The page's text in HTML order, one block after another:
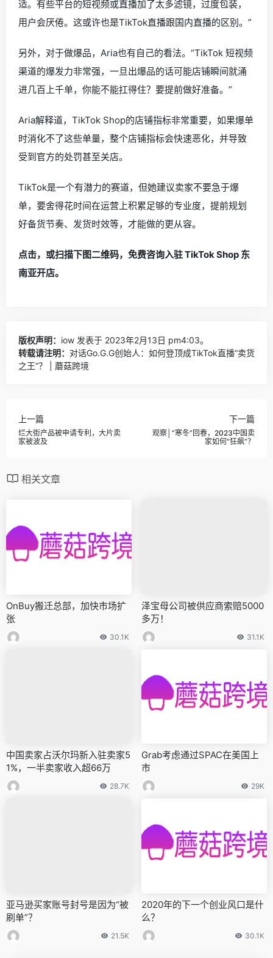
适。有些平台的短视频或直播加了太多滤镜，过度包装，
用户会厌倦。这或许也是TikTok直播跟国内直播的区别。”
另外，对于做爆品， Aria也有自己的看法。“TikTok 短视频
渠道的爆发力非常强，一旦出爆品的话可能店铺瞬间就涌
进几百上千单，你能不能扛得住？要提前做好准备。”
Aria解释道，TikTok Shop的店铺指标非常重要，如果爆单
时消化不了这些单量，整个店铺指标会快速恶化，并导致
受到官方的处罚甚至关店。
TikTok是一个有潜力的赛道，但她建议卖家不要急于爆
单，要舍得花时间在运营上积累足够的专业度，提前规划
好备货节奏、发货时效等，才能做的更从容。
点击，或扫描下图二维码， 免费咨询入驻 TikTok Shop 东
南亚开店。
版权声明： iow 发表于 2023年2月13日 pm4:03。
转载请注明： 对话Go.G.G创始人：如何登顶成TikTok直播“卖货
之王”？ | 蘑菇跨境
上一篇
烂大街产品被申请专利，大片卖
家被波及
下一篇
观察│“寒冬”回春，2023中国卖
家如何“狂飙”？
相关文章
OnBuy搬迁总部，加快市场扩
张
30.1K
泽宝母公司被供应商索赔5000
多万！
31.1K
中国卖家占沃尔玛新入驻卖家5
1%，一半卖家收入超66万
28.7K
Grab考虑通过SPAC在美国上
市
29K
亚马逊买家账号封号是因为“被
刷单”？
21.5K
2020年的下一个创业风口是什
么？
30.1K